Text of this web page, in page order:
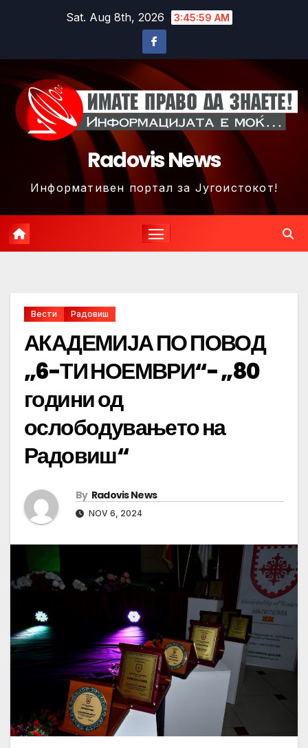
Sat. Aug 8th, 2026 3:46:02 AM
Radovis News
Информативен портал за Југоистокот!
Вести Радовиш
АКАДЕМИЈА ПО ПОВОД
„6-ТИ НОЕМВРИ“- „80
години од
ослободувањето на
Радовиш“
By Radovis News
NOV 6, 2024